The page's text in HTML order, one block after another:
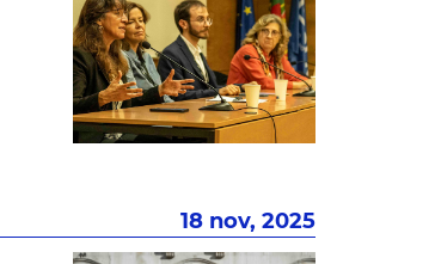
18 nov, 2025